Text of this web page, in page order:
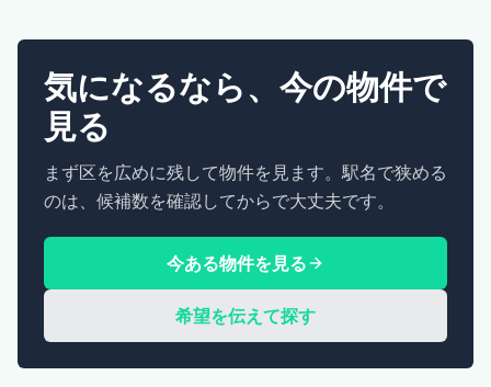
気になるなら、今の物件で
見る
まず区を広めに残して物件を見ます。駅名で狭める
のは、候補数を確認してからで大丈夫です。
今ある物件を見る
希望を伝えて探す